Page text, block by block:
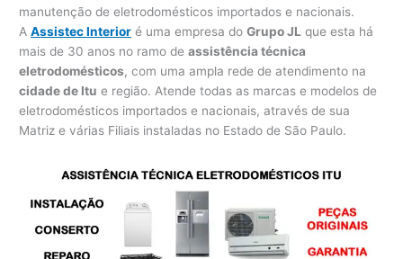
manutenção de eletrodomésticos importados e nacionais.
AAssistec Interior é uma empresa doGrupo JL que esta há
mais de 30 anos no ramo deassistência técnica
eletrodomésticos, com uma ampla rede de atendimento na
cidade de Itu e região. Atende todas as marcas e modelos de
eletrodomésticos importados e nacionais, através de sua
Matriz e várias Filiais instaladas no Estado de São Paulo.